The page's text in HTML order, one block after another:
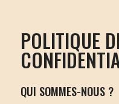
POLITIQUE
QUI SOMMES-NOUS ?